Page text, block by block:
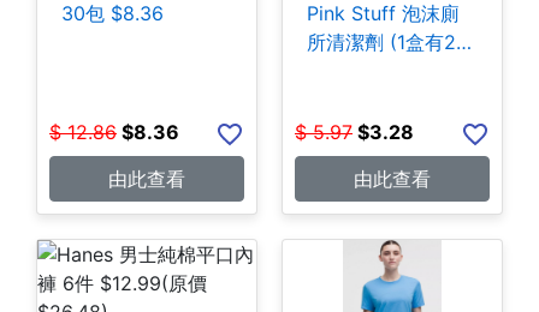
30包 $8.36
$ 12.86 $8.36
由此查看
Pink Stuff 泡沫廁
所清潔劑 (1盒有2
$ 5.97 $3.28
由此查看